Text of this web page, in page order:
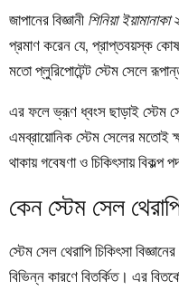
জাপানের বিজ্ঞানী শিনিয়া ইয়ামানাকা
প্রমাণ করেন যে, প্রাপ্তবয়স্ক
মতো প্লুরিপোটেন্ট স্টেম সেলে
এর ফলে ভ্রূণ ধ্বংস ছাড়াই স্টেম
এমব্রায়োনিক স্টেম সেলের মতোই
থাকায় গবেষণা ও চিকিৎসায় বিকল্প
কেন স্টেম সেল
স্টেম সেল থেরাপি চিকিৎসা
বিভিন্ন কারণে বিতর্কিত। এর